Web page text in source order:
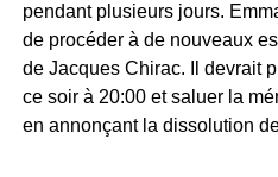
pendant plusieurs jours.
de procéder à de nouveaux
de Jacques Chirac. Il devrait
ce soir à 20:00 et saluer la
en annonçant la dissolution